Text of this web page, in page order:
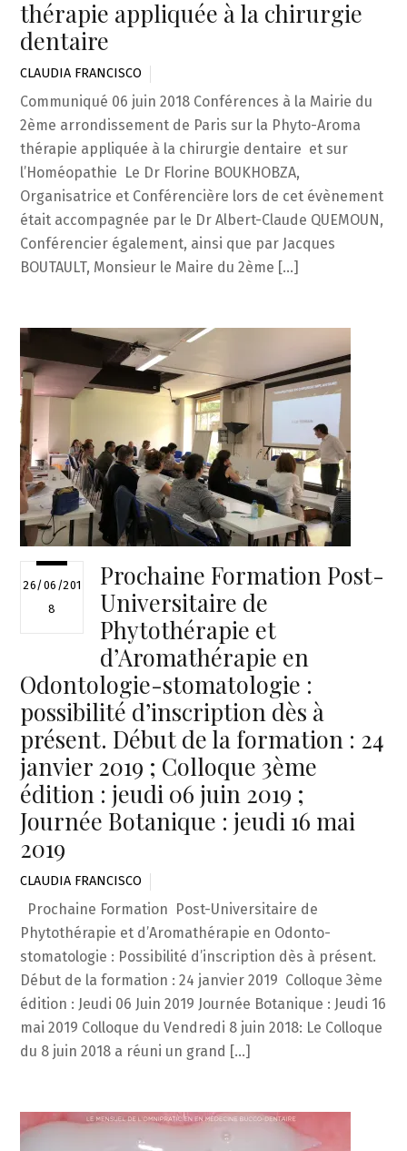
thérapie appliquée à la chirurgie
dentaire
CLAUDIA FRANCISCO
Communiqué 06 juin 2018 Conférences à la Mairie du
2ème arrondissement de Paris sur la Phyto-Aroma
thérapie appliquée à la chirurgie dentaire et sur
l’Homéopathie Le Dr Florine BOUKHOBZA,
Organisatrice et Conférencière lors de cet évènement
était accompagnée par le Dr Albert-Claude QUEMOUN,
Conférencier également, ainsi que par Jacques
BOUTAULT, Monsieur le Maire du 2ème […]
26/06/201
8
Prochaine Formation Post-
Universitaire de
Phytothérapie et
d’Aromathérapie en
Odontologie-stomatologie :
possibilité d’inscription dès à
présent. Début de la formation : 24
janvier 2019 ; Colloque 3ème
édition : jeudi 06 juin 2019 ;
Journée Botanique : jeudi 16 mai
2019
CLAUDIA FRANCISCO
Prochaine Formation Post-Universitaire de
Phytothérapie et d’Aromathérapie en Odonto-
stomatologie : Possibilité d’inscription dès à présent.
Début de la formation : 24 janvier 2019 Colloque 3ème
édition : Jeudi 06 Juin 2019 Journée Botanique : Jeudi 16
mai 2019 Colloque du Vendredi 8 juin 2018: Le Colloque
du 8 juin 2018 a réuni un grand […]